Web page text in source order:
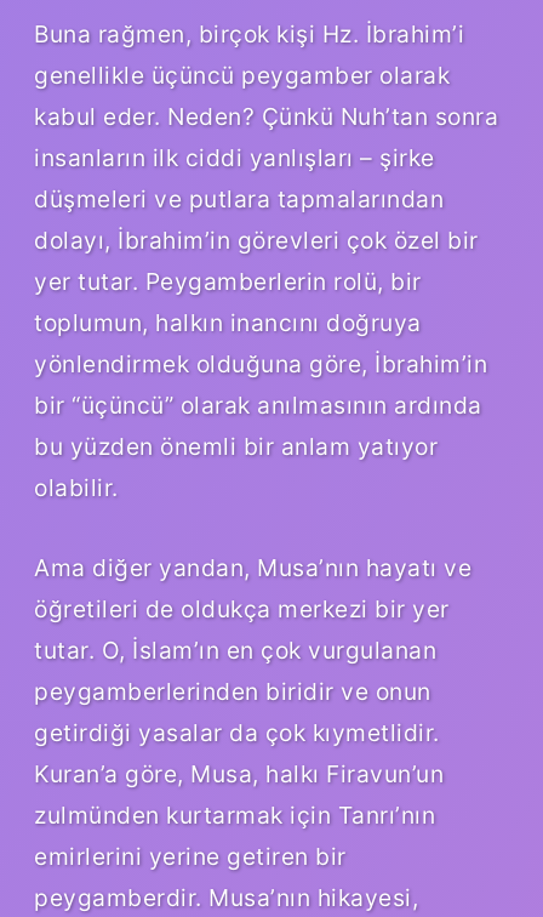
Buna rağmen, birçok kişi Hz. İbrahim’i
genellikle üçüncü peygamber olarak
kabul eder. Neden? Çünkü Nuh’tan sonra
insanların ilk ciddi yanlışları – şirke
düşmeleri ve putlara tapmalarından
dolayı, İbrahim’in görevleri çok özel bir
yer tutar. Peygamberlerin rolü, bir
toplumun, halkın inancını doğruya
yönlendirmek olduğuna göre, İbrahim’in
bir “üçüncü” olarak anılmasının ardında
bu yüzden önemli bir anlam yatıyor
olabilir.
Ama diğer yandan, Musa’nın hayatı ve
öğretileri de oldukça merkezi bir yer
tutar. O, İslam’ın en çok vurgulanan
peygamberlerinden biridir ve onun
getirdiği yasalar da çok kıymetlidir.
Kuran’a göre, Musa, halkı Firavun’un
zulmünden kurtarmak için Tanrı’nın
emirlerini yerine getiren bir
peygamberdir. Musa’nın hikayesi,